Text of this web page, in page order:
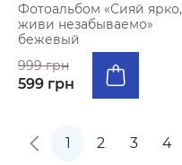
Фотоальбом «Сияй ярко,
живи незабываемо»
бежевый
999 грн
599 грн
1 2 3 4